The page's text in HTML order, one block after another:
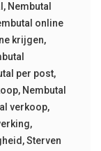
, Nembutal
online
krijgen,
per post,
, Nembutal
verkoop,
,
,Sterven